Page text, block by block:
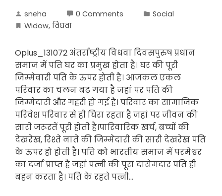
sneha 0 Comments
Social
Widow, विधवा
Oplus_131072 अंतर्राष्ट्रीय विधवा दिवसपुरुष प्रधान
समाज में पति घर का प्रमुख होता है। घर की पूरी
जिम्मेवारी पति के ऊपर होती है। आजकल एकल
परिवार का चलन बढ़ गया है जहां पर पति की
जिम्मेदारी और गहरी हो गई है। परिवार का सामाजिक
परिवेश परिवार से ही घिरा रहता है जहां पर जीवन की
सारी जरूरतें पूरी होती है।पारिवारिक खर्च, बच्चों की
देखरेख, रिश्ते नाते की जिम्मेदारी की सारी देखरेख पति
के ऊपर हो होती है। पति को भारतीय समाज में परमेश्वर
का दर्जा प्राप्त है जहां पत्नी की पूरा दारोमदार पति ही
बहन करता है। पति के रहते पत्नी…